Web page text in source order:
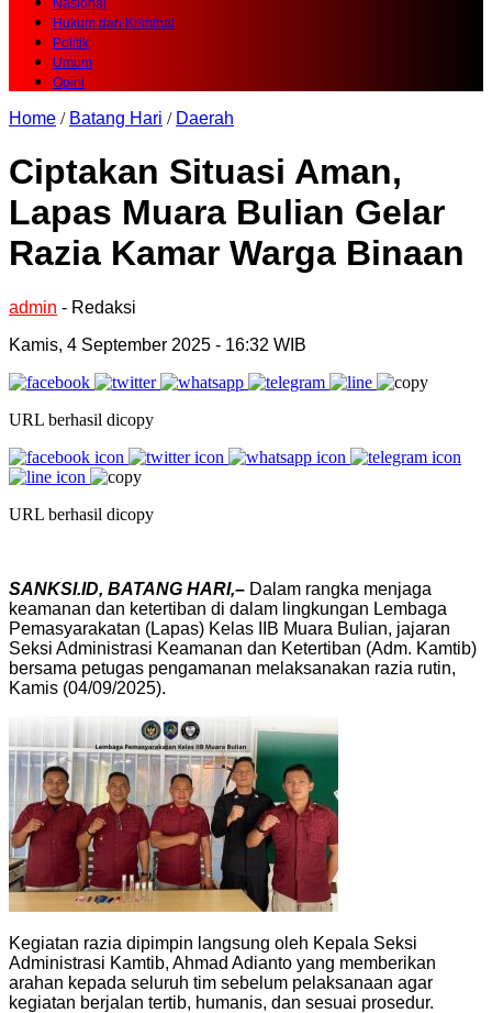
Nasional
Hukum dan Kriminal
Politik
Umum
Opini
Home / Batang Hari / Daerah
Ciptakan Situasi Aman,
Lapas Muara Bulian Gelar
Razia Kamar Warga Binaan
admin - Redaksi
Kamis, 4 September 2025 - 16:32 WIB
URL berhasil dicopy
URL berhasil dicopy
SANKSI.ID, BATANG HARI,– Dalam rangka menjaga
keamanan dan ketertiban di dalam lingkungan Lembaga
Pemasyarakatan (Lapas) Kelas IIB Muara Bulian, jajaran
Seksi Administrasi Keamanan dan Ketertiban (Adm. Kamtib)
bersama petugas pengamanan melaksanakan razia rutin,
Kamis (04/09/2025).
Kegiatan razia dipimpin langsung oleh Kepala Seksi
Administrasi Kamtib, Ahmad Adianto yang memberikan
arahan kepada seluruh tim sebelum pelaksanaan agar
kegiatan berjalan tertib, humanis, dan sesuai prosedur.